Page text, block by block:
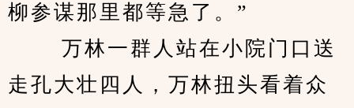
柳参谋那里都等急了。”
走孔大壮四人，万林扭头看着众